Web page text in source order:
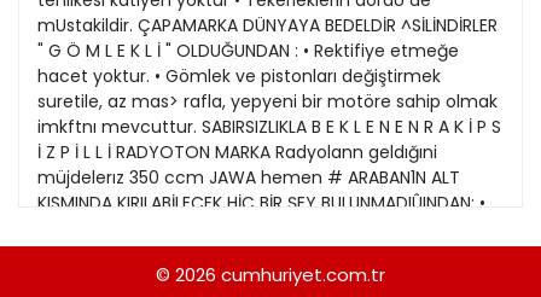
Sürdürülebilir yaşam
Turizm Eki
Yerel Yönetimler
1984
1983
1982
1981
1980
mUstakildir. ÇAPAMARKA DÜNYAYA BEDELDİR ^SİLİNDİRLER
" G Ö M L E K L İ " OLDUĞUNDAN : • Rektifiye etmeğe
hacet yoktur. • Gömlek ve pistonları değiştirmek
suretile, az mas> rafla, yepyeni bir motöre sahip olmak
imkftnı mevcuttur. SABIRSIZLIKLA B E K L E N E N R A K İ P S
İ Z P İ L L İ RADYOTON MARKA Radyolann geldığıni
müjdelerız 350 ccm JAWA hemen # ARABAN1N ALT
KISMINDA KIRILABİLECEK HİÇ BİR ŞEY BULUNMADIÛINDAN: •
geçer iıstelik bazı arabaların geçemediği arızalı
yerlerden de geçer. AZ S A R F İ Y A T YOLDA E M N İ Y E T
© 2026 cumhuriyet.com.tr